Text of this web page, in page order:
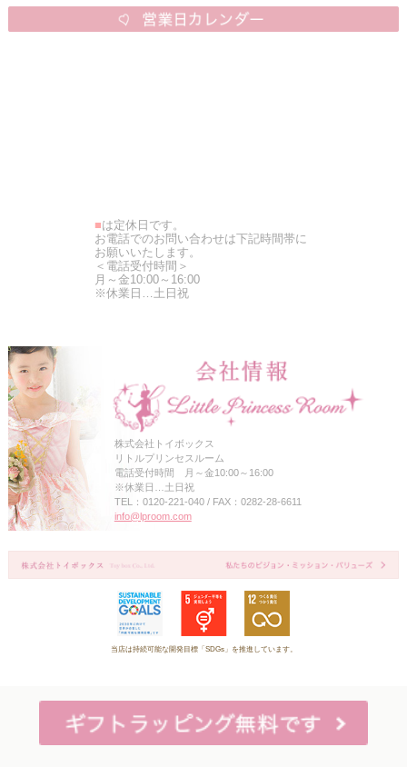
■は定休日です。
お電話でのお問い合わせは下記時間帯に
お願いいたします。
＜電話受付時間＞
月～金10:00～16:00
※休業日…土日祝
株式会社トイボックス
リトルプリンセスルーム
電話受付時間 月～金10:00～16:00
※休業日…土日祝
TEL：0120-221-040 / FAX：0282-28-6611
info@lproom.com
当店は持続可能な開発目標「SDGs」を推進しています。